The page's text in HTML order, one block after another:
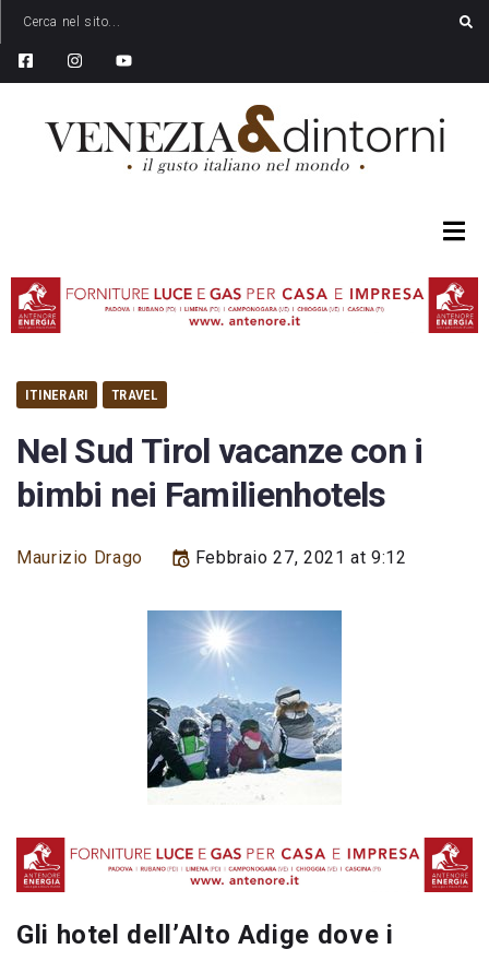
ITINERARI TRAVEL
Nel Sud Tirol vacanze con i
bimbi nei Familienhotels
Maurizio Drago Febbraio 27, 2021 at 9:12
Gli hotel dell’Alto Adige dove i